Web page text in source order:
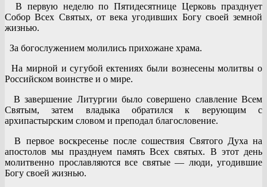
В первую неделю по Пятидесятнице Церковь празднует
Собор Всех Святых, от века угодивших Богу своей земной
жизнью.
За богослужением молились прихожане храма.
На мирной и сугубой ектениях были вознесены молитвы о
Российском воинстве и о мире.
В завершение Литургии было совершено славление Всем
Святым, затем владыка обратился к верующим с
архипастырским словом и преподал благословение.
В первое воскресенье после сошествия Святого Духа на
апостолов мы празднуем память Всех святых. В этот день
молитвенно прославляются все святые — люди, угодившие
Богу своей жизнью.